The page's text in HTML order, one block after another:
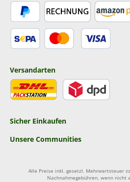
Sicher Einkaufen
Unsere Communities
Versandarten
Alle Preise inkl. gesetzl. Mehrwertsteuer
Nachnahmegebühren, wenn nicht